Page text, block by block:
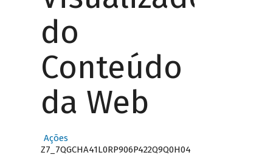
do
Conteúdo
da Web
Ações
Z7_7QGCHA41L0RP906P422Q9Q0H04